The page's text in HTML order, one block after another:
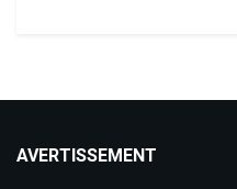
AVERTISSEMENT